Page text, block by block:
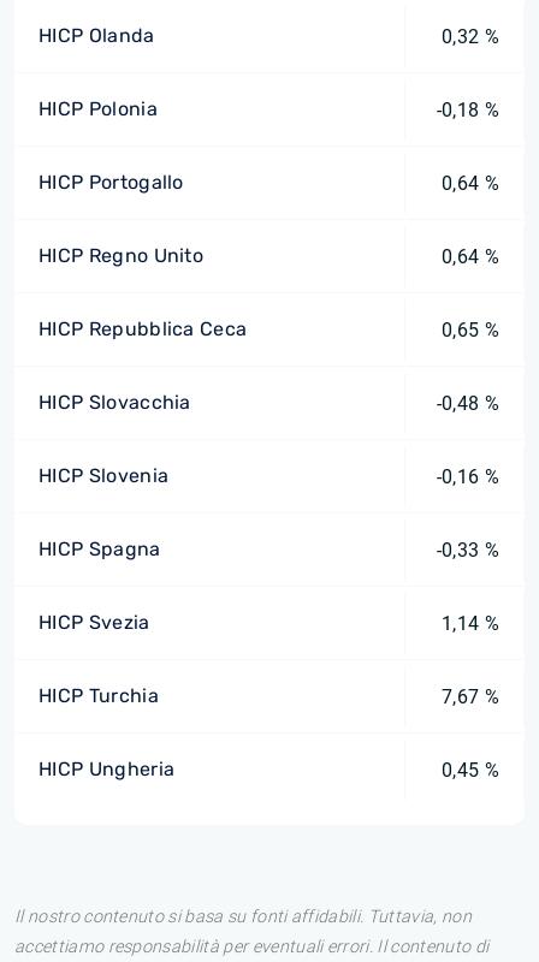
HICP Olanda 0,32 %
HICP Polonia -0,18 %
HICP Portogallo 0,64 %
HICP Regno Unito 0,64 %
HICP Repubblica Ceca 0,65 %
HICP Slovacchia -0,48 %
HICP Slovenia -0,16 %
HICP Spagna -0,33 %
HICP Svezia 1,14 %
HICP Turchia 7,67 %
HICP Ungheria 0,45 %
Il nostro contenuto si basa su fonti affidabili. Tuttavia, non
accettiamo responsabilità per eventuali errori. Il contenuto di